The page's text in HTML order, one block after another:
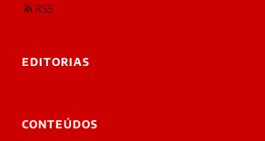
Boa
RSS
EDITORIAS
CONTEÚDOS